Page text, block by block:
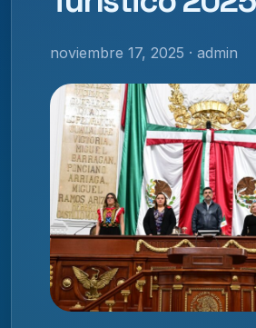
noviembre 17, 2025 · admin